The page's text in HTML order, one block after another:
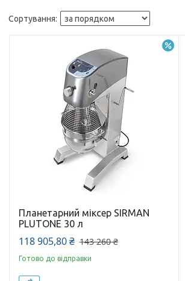
Планетарний міксер SIRMAN
PLUTONE 30 л
118 905,80 ₴ 143 260 ₴
Готово до відправки